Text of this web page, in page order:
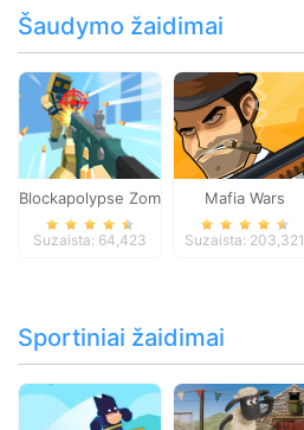
Šaudymo žaidimai
Blockapolypse Zombie Shooter
Suzaista: 64,423
Mafia Wars
Suzaista: 203,321
Sportiniai žaidimai